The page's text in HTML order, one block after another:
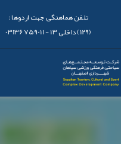
تلفن هماهنگی جهت اردوها :